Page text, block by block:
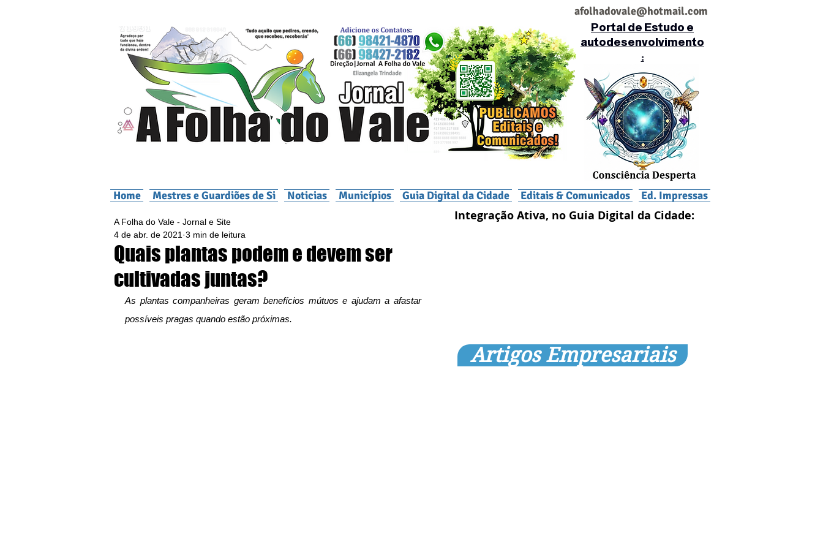
afolhadovale@hotmail.com
Portal de Estudo e
autodesenvolvimento
:
Home Mestres e Guardiões de Si Noticias Municípios Guia Digital da Cidade Editais & Comunicados Ed. Impressas
Quais plantas podem e devem ser
cultivadas juntas?
A Folha do Vale - Jornal e Site
4 de abr. de 2021 3 min de leitura
As plantas companheiras geram benefícios mútuos e ajudam a afastar
possíveis pragas quando estão próximas.
Integração Ativa, no Guia Digital da Cidade:
Artigos Empresariais